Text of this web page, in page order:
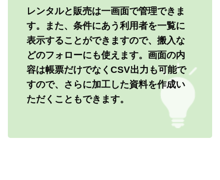
レンタルと販売は一画面で管理できま
す。また、条件にあう利用者を一覧に
表示することができますので、搬入な
どのフォローにも使えます。画面の内
容は帳票だけでなくCSV出力も可能で
すので、さらに加工した資料を作成い
ただくこともできます。